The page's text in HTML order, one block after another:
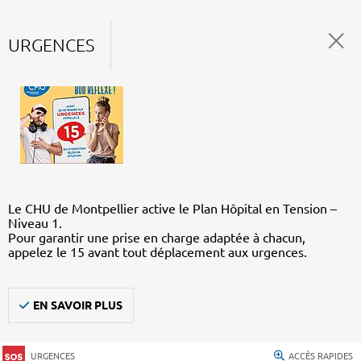
URGENCES
Le CHU de Montpellier active le Plan Hôpital en Tension –
Niveau 1.
Pour garantir une prise en charge adaptée à chacun,
appelez le 15 avant tout déplacement aux urgences.
EN SAVOIR PLUS
URGENCES ACCÈS RAPIDES